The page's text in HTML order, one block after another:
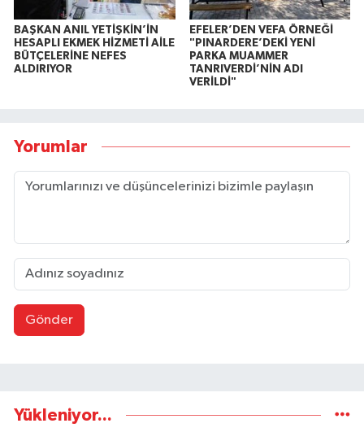
BAŞKAN ANIL YETİŞKİN’İN
HESAPLI EKMEK HİZMETİ AİLE
BÜTÇELERİNE NEFES
ALDIRIYOR
EFELER’DEN VEFA ÖRNEĞİ
"PINARDERE’DEKİ YENİ
PARKA MUAMMER
TANRIVERDİ’NİN ADI
VERİLDİ"
Yorumlar
Gönder
Yükleniyor...